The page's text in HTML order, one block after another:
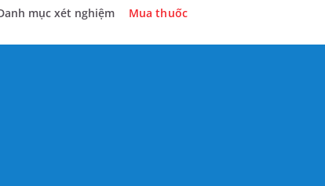
mục xét nghiệm Mua thuốc